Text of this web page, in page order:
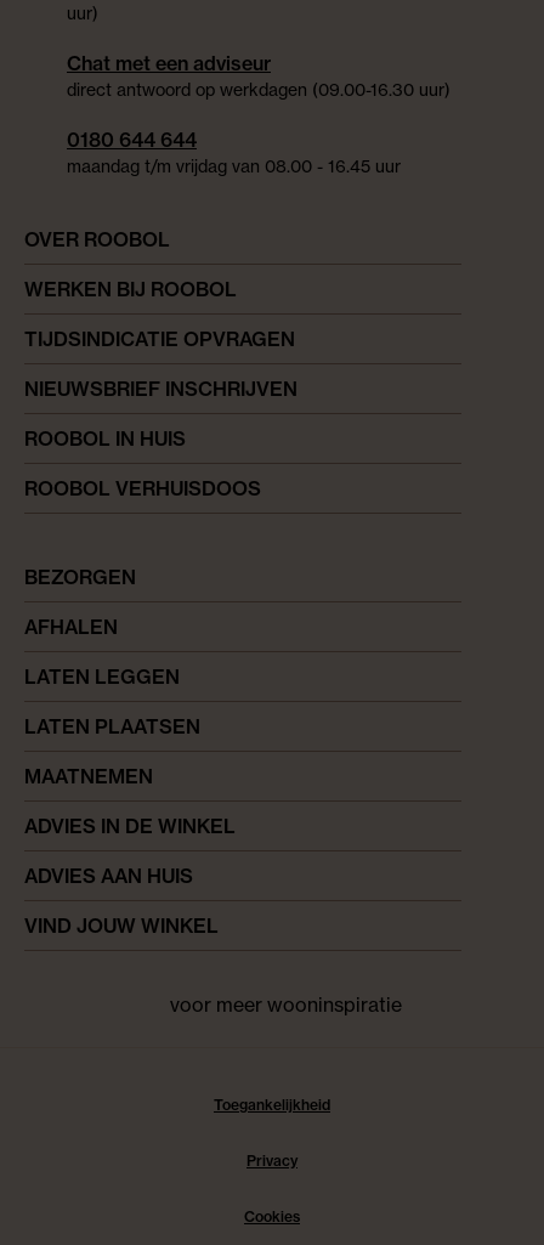
OVER ROOBOL
WERKEN BIJ ROOBOL
TIJDSINDICATIE OPVRAGEN
NIEUWSBRIEF INSCHRIJVEN
ROOBOL IN HUIS
ROOBOL VERHUISDOOS
BEZORGEN
AFHALEN
LATEN LEGGEN
LATEN PLAATSEN
MAATNEMEN
ADVIES IN DE WINKEL
ADVIES AAN HUIS
VIND JOUW WINKEL
uur)
Chat met een adviseur
direct antwoord op werkdagen (09.00-16.30 uur)
0180 644 644
maandag t/m vrijdag van 08.00 - 16.45 uur
voor meer wooninspiratie
Toegankelijkheid
Privacy
Cookies